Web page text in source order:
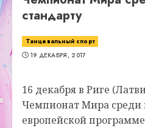
Танцевальный спорт
стандарту
19 ДЕКАБРЯ, 2017
16 декабря в Риге
Чемпионат Мира среди
европейской